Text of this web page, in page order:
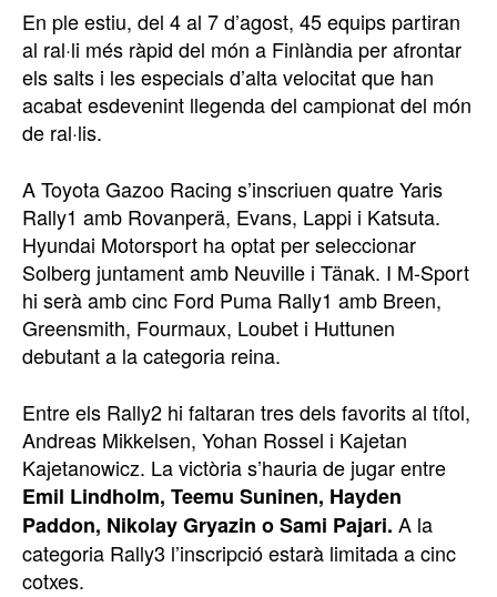
En ple estiu, del 4 al 7 d’agost, 45 equips partiran
al ral·li més ràpid del món a Finlàndia per afrontar
els salts i les especials d’alta velocitat que han
acabat esdevenint llegenda del campionat del món
de ral·lis.
A Toyota Gazoo Racing s’inscriuen quatre Yaris
Rally1 amb Rovanperä, Evans, Lappi i Katsuta.
Hyundai Motorsport ha optat per seleccionar
Solberg juntament amb Neuville i Tänak. I M-Sport
hi serà amb cinc Ford Puma Rally1 amb Breen,
Greensmith, Fourmaux, Loubet i Huttunen
debutant a la categoria reina.
Entre els Rally2 hi faltaran tres dels favorits al títol,
Andreas Mikkelsen, Yohan Rossel i Kajetan
Kajetanowicz. La victòria s’hauria de jugar entre
Emil Lindholm, Teemu Suninen, Hayden
Paddon, Nikolay Gryazin o Sami Pajari. A la
categoria Rally3 l’inscripció estarà limitada a cinc
cotxes.